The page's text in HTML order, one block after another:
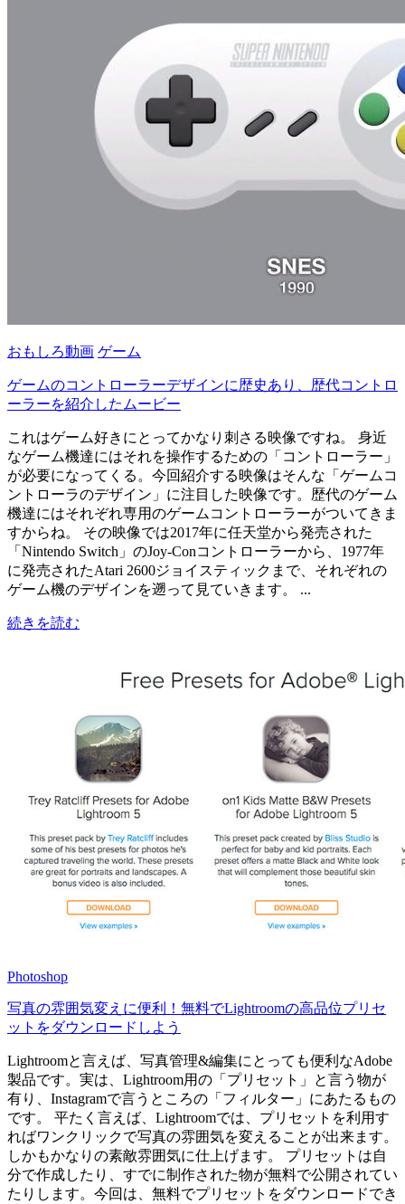
おもしろ動画 ゲーム
ゲームのコントローラーデザインに歴史あり、歴代コントロ
ーラーを紹介したムービー
これはゲーム好きにとってかなり刺さる映像ですね。 身近
なゲーム機達にはそれを操作するための「コントローラー」
が必要になってくる。今回紹介する映像はそんな「ゲームコ
ントローラのデザイン」に注目した映像です。歴代のゲーム
機達にはそれぞれ専用のゲームコントローラーがついてきま
すからね。 その映像では2017年に任天堂から発売された
「Nintendo Switch」のJoy-Conコントローラーから、1977年
に発売されたAtari 2600ジョイスティックまで、それぞれの
ゲーム機のデザインを遡って見ていきます。 ...
続きを読む
Photoshop
写真の雰囲気変えに便利！無料でLightroomの高品位プリセ
ットをダウンロードしよう
Lightroomと言えば、写真管理&編集にとっても便利なAdobe
製品です。実は、Lightroom用の「プリセット」と言う物が
有り、Instagramで言うところの「フィルター」にあたるもの
です。 平たく言えば、Lightroomでは、プリセットを利用す
ればワンクリックで写真の雰囲気を変えることが出来ます。
しかもかなりの素敵雰囲気に仕上げます。 プリセットは自
分で作成したり、すでに制作された物が無料で公開されてい
たりします。今回は、無料でプリセットをダウンロードでき